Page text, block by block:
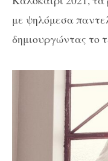
με ψηλόμεσα
δημιουργώντας το